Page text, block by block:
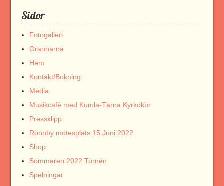
Sidor
Fotogalleri
Grannarna
Hem
Kontakt/Bokning
Media
Musikcafé med Kumla-Tärna Kyrkokör
Pressklipp
Rönnby mötesplats 15 Juni 2022
Shop
Sommaren 2022 Turnén
Spelningar